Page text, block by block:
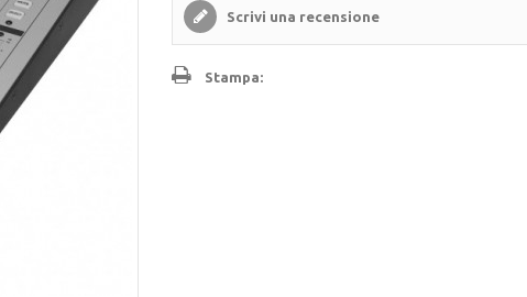
Scrivi una recensione
Stampa: